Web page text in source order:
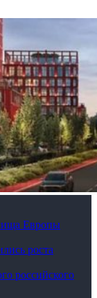
Европы
роста
российского